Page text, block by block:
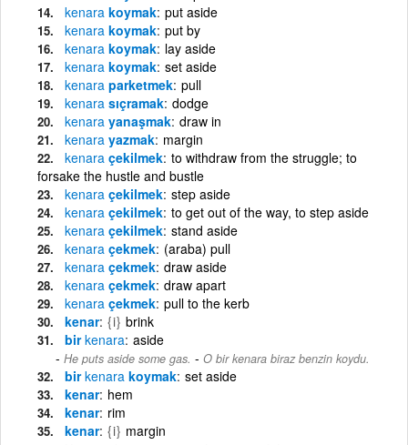
kenara koymak put aside
kenara koymak put by
kenara koymak lay aside
kenara koymak set aside
kenara parketmek pull
kenara sıçramak dodge
kenara yanaşmak draw in
kenara yazmak margin
kenara çekilmek to withdraw from the struggle; to
forsake the hustle and bustle
kenara çekilmek step aside
kenara çekilmek to get out of the way, to step aside
kenara çekilmek stand aside
kenara çekmek (araba) pull
kenara çekmek draw aside
kenara çekmek draw apart
kenara çekmek pull to the kerb
kenar {i} brink
birkenara aside
He puts aside some gas. - O bir kenara biraz benzin koydu.
birkenara koymak set aside
kenar hem
kenar rim
kenar {i} margin